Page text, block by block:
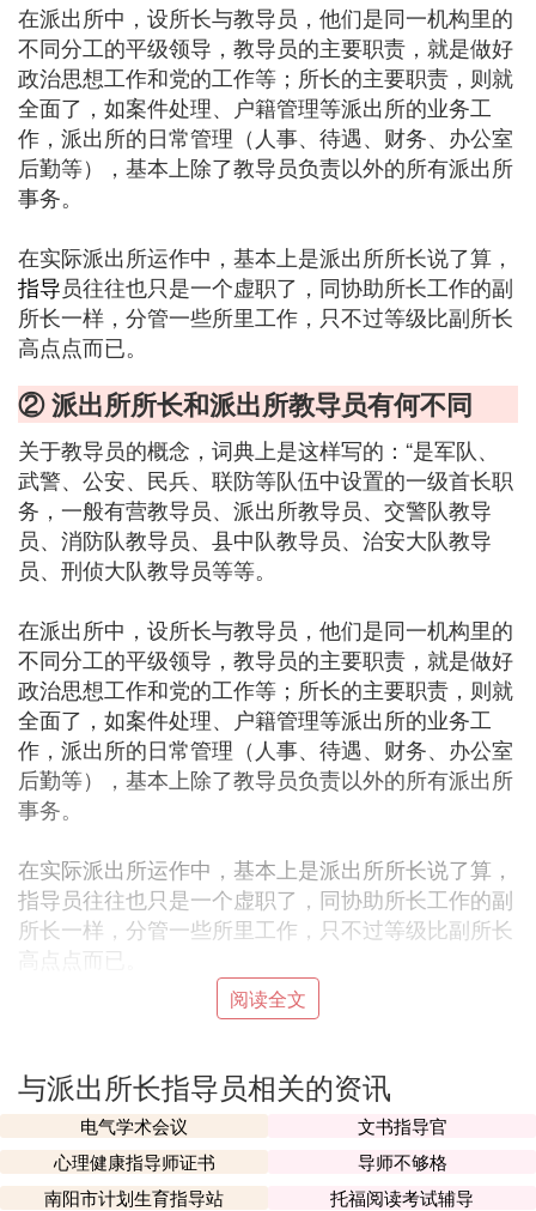
在派出所中，设所长与教导员，他们是同一机构里的
不同分工的平级领导，教导员的主要职责，就是做好
政治思想工作和党的工作等；所长的主要职责，则就
全面了，如案件处理、户籍管理等派出所的业务工
作，派出所的日常管理（人事、待遇、财务、办公室
后勤等），基本上除了教导员负责以外的所有派出所
事务。
在实际派出所运作中，基本上是派出所所长说了算，
指导员往往也只是一个虚职了，同协助所长工作的副
所长一样，分管一些所里工作，只不过等级比副所长
高点点而已。
② 派出所所长和派出所教导员有何不同
关于教导员的概念，词典上是这样写的：“是军队、
武警、公安、民兵、联防等队伍中设置的一级首长职
务，一般有营教导员、派出所教导员、交警队教导
员、消防队教导员、县中队教导员、治安大队教导
员、刑侦大队教导员等等。
在派出所中，设所长与教导员，他们是同一机构里的
不同分工的平级领导，教导员的主要职责，就是做好
政治思想工作和党的工作等；所长的主要职责，则就
全面了，如案件处理、户籍管理等派出所的业务工
作，派出所的日常管理（人事、待遇、财务、办公室
后勤等），基本上除了教导员负责以外的所有派出所
事务。
在实际派出所运作中，基本上是派出所所长说了算，
指导员往往也只是一个虚职了，同协助所长工作的副
所长一样，分管一些所里工作，只不过等级比副所长
高点点而已。
③ 乡级派出所所长教导员什么级别什么条
基层乡镇的行政级别为正科级；基层乡镇派出所的行
政级别为副科级。
所长与教导员是版平级权的，所长主管行政事务，教
导员主管政治工作。
阅读全文
与派出所长指导员相关的资讯
电气学术会议
文书指导官
心理健康指导师证书
导师不够格
南阳市计划生育指导站
托福阅读考试辅导